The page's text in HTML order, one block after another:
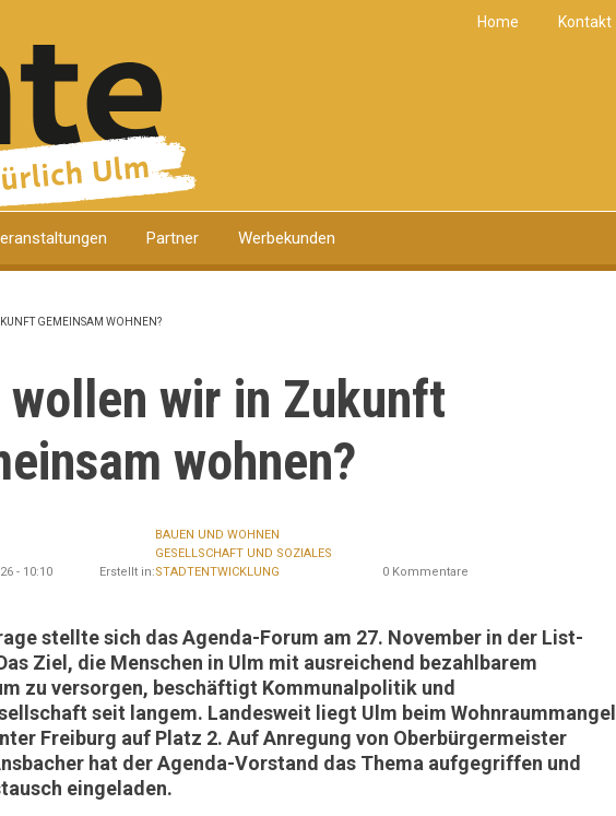
Home Kontakt
Partner Werbekunden
GEMEINSAM WOHNEN?
wollen wir in Zukunft
wohnen?
- 10:10 Erstellt in:
BAUEN UND WOHNEN
GESELLSCHAFT UND SOZIALES
STADTENTWICKLUNG
0 Kommentare
stellte sich das Agenda-Forum am 27. November in der List-
Ziel, die Menschen in Ulm mit ausreichend bezahlbarem
zu versorgen, beschäftigt Kommunalpolitik und
seit langem. Landesweit liegt Ulm beim Wohnraummangel
Freiburg auf Platz 2. Auf Anregung von Oberbürgermeister
hat der Agenda-Vorstand das Thema aufgegriffen und
eingeladen.